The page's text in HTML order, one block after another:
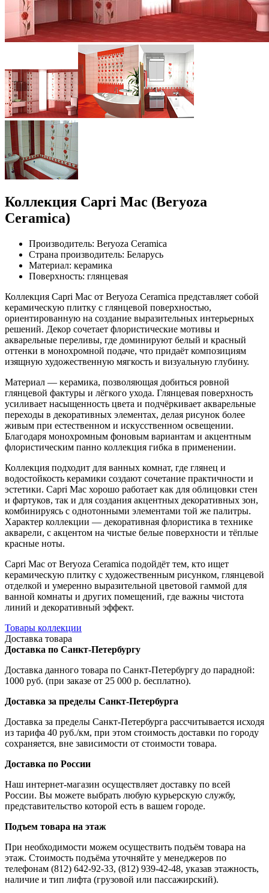
Коллекция Capri Mac (Beryoza
Ceramica)
Производитель: Beryoza Ceramica
Страна производитель: Беларусь
Материал: керамика
Поверхность: глянцевая
Коллекция Capri Mac от Beryoza Ceramica представляет собой
керамическую плитку с глянцевой поверхностью,
ориентированную на создание выразительных интерьерных
решений. Декор сочетает флористические мотивы и
акварельные переливы, где доминируют белый и красный
оттенки в монохромной подаче, что придаёт композициям
изящную художественную мягкость и визуальную глубину.
Материал — керамика, позволяющая добиться ровной
глянцевой фактуры и лёгкого ухода. Глянцевая поверхность
усиливает насыщенность цвета и подчёркивает акварельные
переходы в декоративных элементах, делая рисунок более
живым при естественном и искусственном освещении.
Благодаря монохромным фоновым вариантам и акцентным
флористическим панно коллекция гибка в применении.
Коллекция подходит для ванных комнат, где глянец и
водостойкость керамики создают сочетание практичности и
эстетики. Capri Mac хорошо работает как для облицовки стен
и фартуков, так и для создания акцентных декоративных зон,
комбинируясь с однотонными элементами той же палитры.
Характер коллекции — декоративная флористика в технике
акварели, с акцентом на чистые белые поверхности и тёплые
красные ноты.
Capri Mac от Beryoza Ceramica подойдёт тем, кто ищет
керамическую плитку с художественным рисунком, глянцевой
отделкой и умеренно выразительной цветовой гаммой для
ванной комнаты и других помещений, где важны чистота
линий и декоративный эффект.
Товары коллекции
Доставка товара
Доставка по Санкт-Петербургу
Доставка данного товара по Санкт-Петербургу до парадной:
1000 руб. (при заказе от 25 000 р. бесплатно).
Доставка за пределы Санкт-Петербурга
Доставка за пределы Санкт-Петербурга рассчитывается исходя
из тарифа 40 руб./км, при этом стоимость доставки по городу
сохраняется, вне зависимости от стоимости товара.
Доставка по России
Наш интернет-магазин осуществляет доставку по всей
России. Вы можете выбрать любую курьерскую службу,
представительство которой есть в вашем городе.
Подъем товара на этаж
При необходимости можем осуществить подъём товара на
этаж. Стоимость подъёма уточняйте у менеджеров по
телефонам (812) 642-92-33, (812) 939-42-48, указав этажность,
наличие и тип лифта (грузовой или пассажирский).